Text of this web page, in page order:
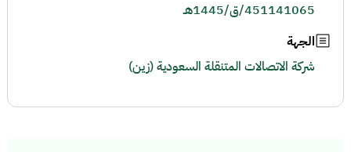
451141065/ق/1445هـ
الجهة
شركة الاتصالات المتنقلة السعودية (زين)